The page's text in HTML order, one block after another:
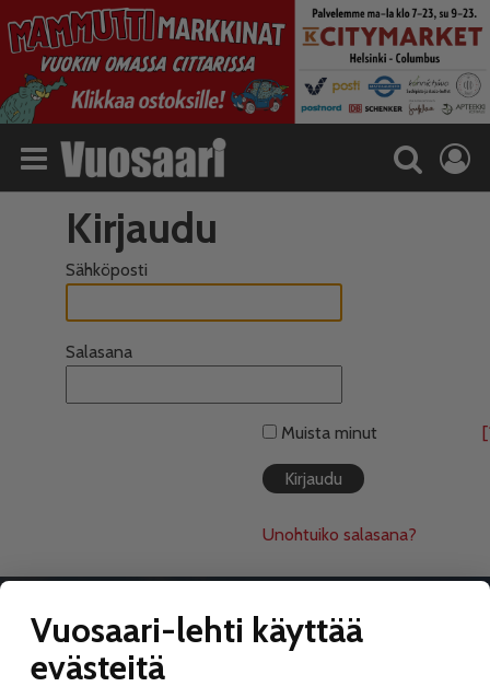
Kirjaudu
Sähköposti
Salasana
Muista minut
Unohtuiko salasana?
VUOSAARI-LEHTI
Vuosaari-lehti käyttää
evästeitä